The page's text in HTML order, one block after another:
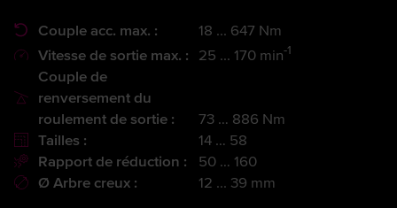
Couple acc. max. :
18 ... 647 Nm
Vitesse de sortie max. : 25 ... 170 min-1
Couple de
renversement du
roulement de sortie :
73 … 886 Nm
Tailles :
14 … 58
Rapport de réduction :
50 … 160
Ø Arbre creux :
12 ... 39 mm